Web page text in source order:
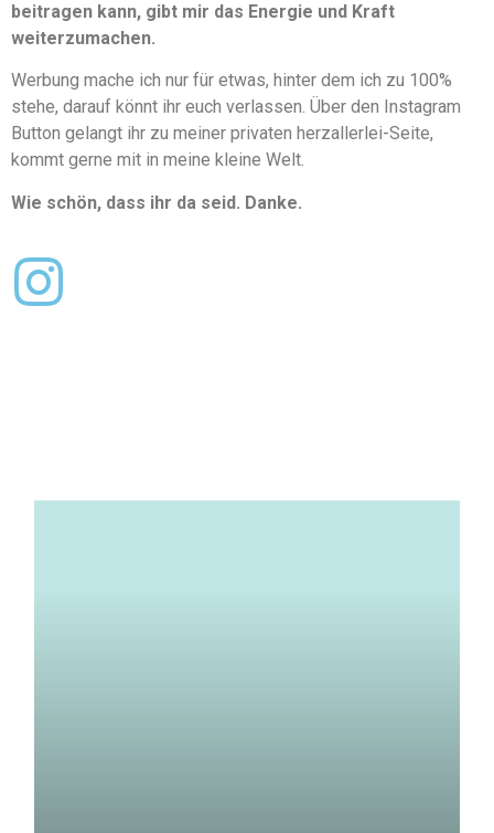
beitragen kann, gibt mir das Energie und Kraft
weiterzumachen.
Werbung mache ich nur für etwas, hinter dem ich zu 100%
stehe, darauf könnt ihr euch verlassen. Über den Instagram
Button gelangt ihr zu meiner privaten herzallerlei-Seite,
kommt gerne mit in meine kleine Welt.
Wie schön, dass ihr da seid. Danke.